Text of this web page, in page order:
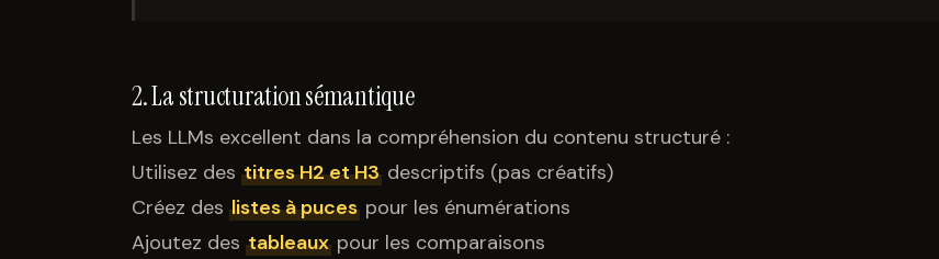
2. La structuration sémantique
Les LLMs excellent dans la compréhension du contenu structuré :
Utilisez des titres H2 et H3descriptifs (pas créatifs)
Créez des listes à pucespour les énumérations
Ajoutez des tableauxpour les comparaisons